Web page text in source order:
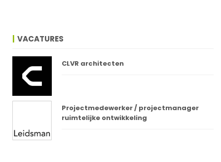
VACATURES
CLVR architecten
Projectmedewerker / projectmanager
ruimtelijke ontwikkeling